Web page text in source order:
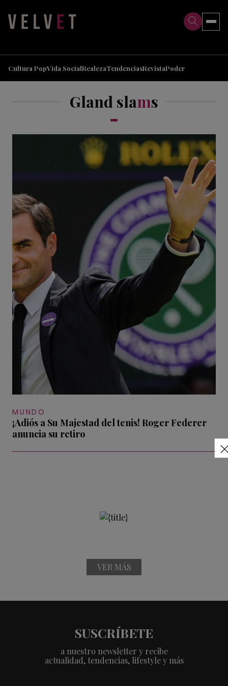
Cultura PopVida SocialRealezaTendenciasRevistaPoder
Gland slams
MUNDO
¡Adiós a Su Majestad del tenis! Roger Federer
anuncia su retiro
VER MÁS
SUSCRÍBETE
a nuestro newsletter y recibe
actualidad, tendencias, lifestyle y más